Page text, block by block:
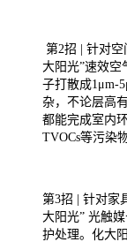
第2招 | 针对空
大阳光”速效空
子打散成1μm-
杂，不论层高
都能完成室内
TVOCs等污染
第3招 | 针对家
大阳光” 光触
护处理。化大